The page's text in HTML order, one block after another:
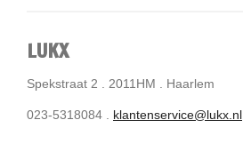
LUKX
Spekstraat 2 . 2011HM . Haarlem
023-5318084 . klantenservice@lukx.nl